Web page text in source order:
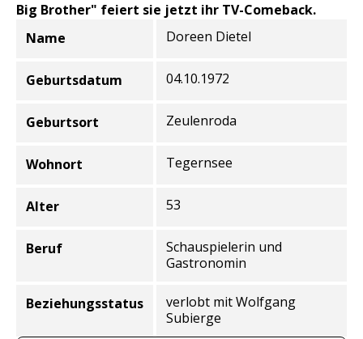
Big Brother" feiert sie jetzt ihr TV-Comeback.
Informationen zur Person
Name
Geburtsdatum
Geburtsort
Wohnort
Alter
Beruf
Beziehungsstatus
Doreen Dietel
04.10.1972
Zeulenroda
Tegernsee
53
Schauspielerin und
Gastronomin
verlobt mit Wolfgang
Subierge